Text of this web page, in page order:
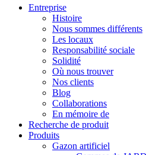
116
96
57
Entreprise
Histoire
Nous sommes différents
Les locaux
Responsabilité sociale
Solidité
Où nous trouver
Nos clients
Blog
Collaborations
En mémoire de
Recherche de produit
Produits
Gazon artificiel